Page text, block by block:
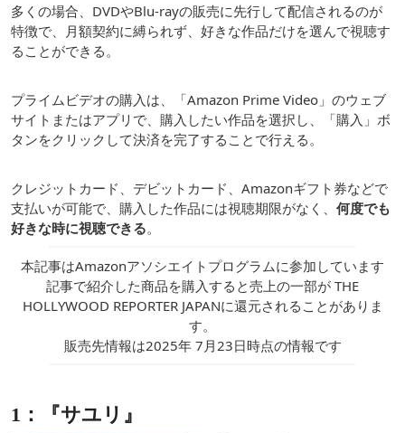
多くの場合、DVDやBlu-rayの販売に先行して配信されるのが
特徴で、月額契約に縛られず、好きな作品だけを選んで視聴す
ることができる。
プライムビデオの購入は、「Amazon Prime Video」のウェブ
サイトまたはアプリで、購入したい作品を選択し、「購入」ボ
タンをクリックして決済を完了することで行える。
クレジットカード、デビットカード、Amazonギフト券などで
支払いが可能で、購入した作品には視聴期限がなく、 何度でも
好きな時に視聴できる。
本記事はAmazonアソシエイトプログラムに参加しています
記事で紹介した商品を購入すると売上の一部が THE
HOLLYWOOD REPORTER JAPANに還元されることがありま
す。
販売先情報は2025年 7月23日時点の情報です
1：『サユリ』